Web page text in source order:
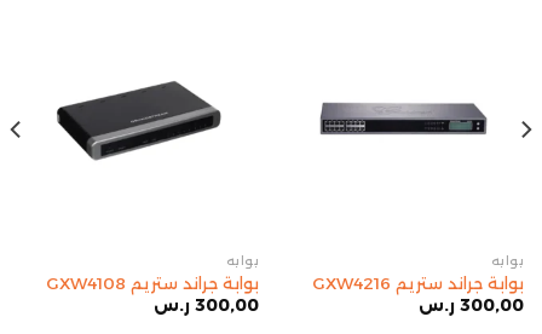
بوابه
بوابة جراند ستريم GXW4216
300,00 ر.س
بوابه
بوابة جراند ستريم GXW4108
300,00 ر.س